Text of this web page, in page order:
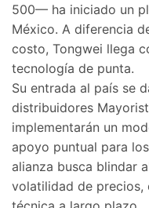
500— ha iniciado un
México. A diferencia
costo, Tongwei llega
tecnología de punta.
Su entrada al país se
distribuidores
implementarán un
apoyo puntual para
alianza busca blindar
volatilidad de precios,